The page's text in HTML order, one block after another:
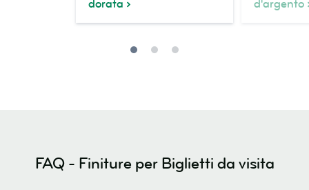
dorata
d'argento
FAQ - Finiture per Biglietti da visita